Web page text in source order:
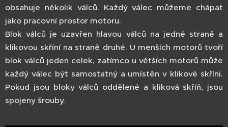
obsahuje několik válců. Každý válec můžeme chápat
jako pracovní prostor motoru.
Blok válců je uzavřen hlavou válců na jedné straně a
klikovou skříní na straně druhé. U menších motorů tvoří
blok válců jeden celek, zatímco u větších motorů může
každý válec být samostatný a umístěn v klikové skříni.
Pokud jsou bloky válců oddělené a kliková skříň, jsou
spojeny šrouby.